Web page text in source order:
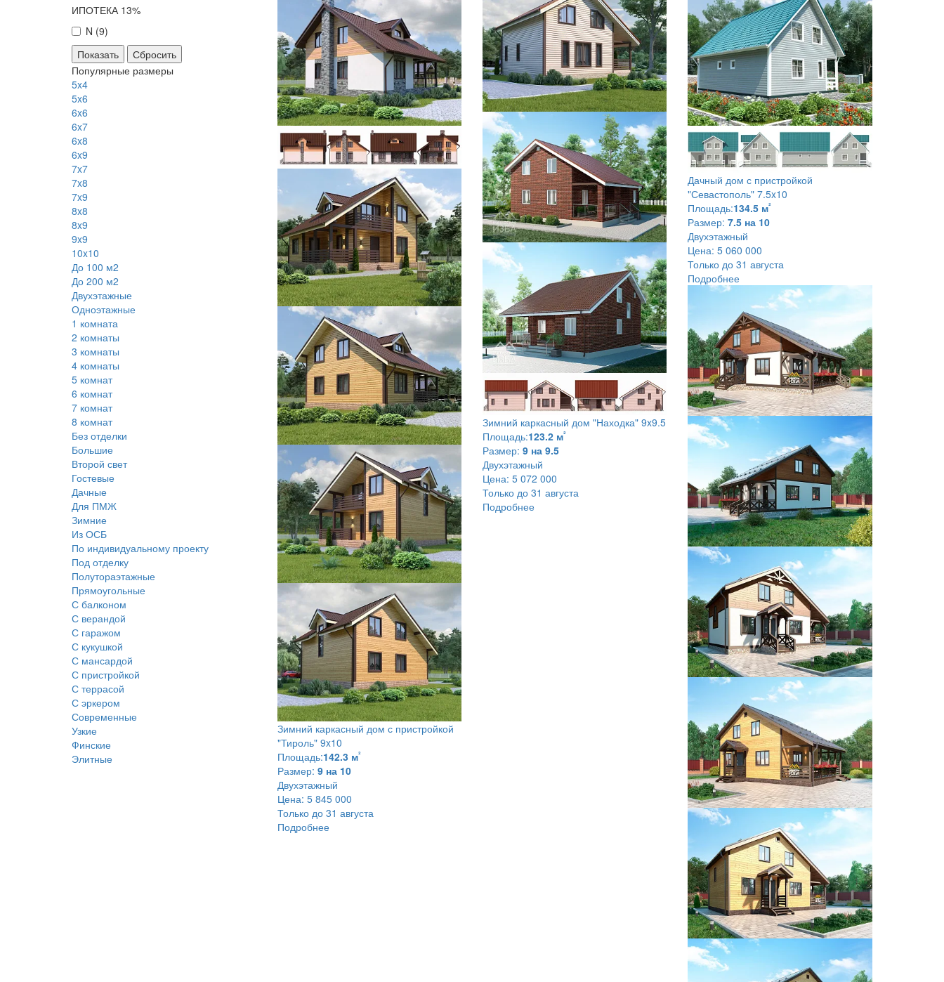
ИПОТЕКА 13%
N (9)
Сбросить
Популярные размеры
5x4
5x6
6x6
6x7
6x8
6x9
7x7
7x8
7x9
8x8
8x9
9x9
10x10
До 100 м2
До 200 м2
Двухэтажные
Одноэтажные
1 комната
2 комнаты
3 комнаты
4 комнаты
5 комнат
6 комнат
7 комнат
8 комнат
Без отделки
Большие
Второй свет
Гостевые
Дачные
Для ПМЖ
Зимние
Из ОСБ
По индивидуальному проекту
Под отделку
Полутораэтажные
Прямоугольные
С балконом
С верандой
С гаражом
С кукушкой
С мансардой
С пристройкой
С террасой
С эркером
Современные
Узкие
Финские
Элитные
Зимний каркасный дом с пристройкой
"Тироль" 9x10
Площадь:142.3 м²
Размер: 9 на 10
Двухэтажный
Цена: 5 845 000
Только до 31 августа
Подробнее
Зимний каркасный дом "Находка" 9x9.5
Площадь:123.2 м²
Размер: 9 на 9.5
Двухэтажный
Цена: 5 072 000
Только до 31 августа
Подробнее
Дачный дом с пристройкой
"Севастополь" 7.5x10
Площадь:134.5 м²
Размер: 7.5 на 10
Двухэтажный
Цена:5 060 000
Только до 31 августа
Подробнее